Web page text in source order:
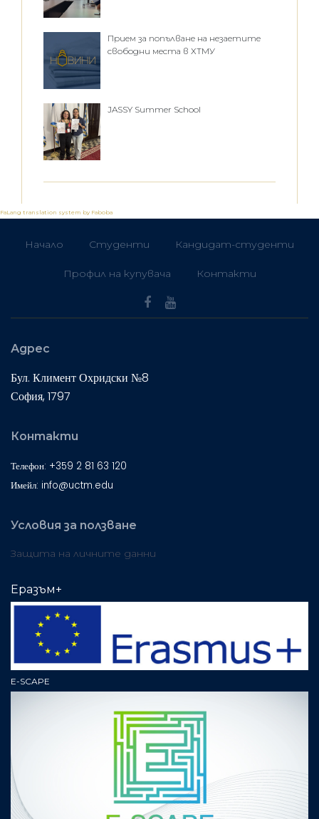
Прием за попълване на незаетите
свободни места в ХТМУ
JASSY Summer School
FaLang translation system by Faboba
Начало Студенти Кандидат-студенти
Профил на купувача Контакти
Адрес
Бул. Климент Охридски №8
София, 1797
Контакти
Телефон: +359 2 81 63 120
Имейл: info@uctm.edu
Условия за ползване
Защита на личните данни
Еразъм+
E-SCAPE